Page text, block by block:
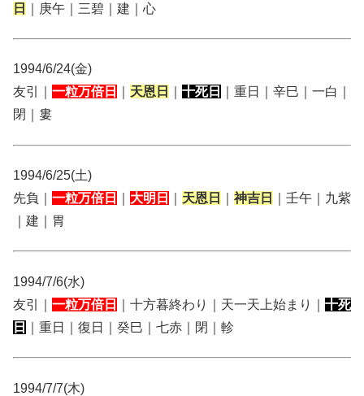
日
｜庚午｜三碧｜建｜心
1994/6/24(金)
友引｜ 一粒万倍日 天恩日 十死日
｜重日｜辛巳｜一白｜
閉｜婁
1994/6/25(土)
先負｜ 一粒万倍日 大明日 天恩日 神吉日
｜壬午｜九紫
｜建｜胃
1994/7/6(水)
友引｜ 一粒万倍日 ｜十方暮終わり｜天一天上始まり｜ 十死
日
｜重日｜復日｜癸巳｜七赤｜閉｜軫
1994/7/7(木)